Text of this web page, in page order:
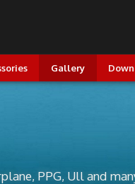
Gallery
PPG, Ull and